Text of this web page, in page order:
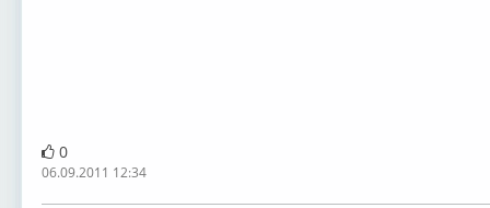
0
06.09.2011 12:34